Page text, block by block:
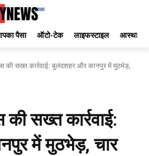
पैसा ऑटो-टेक लाइफस्टाइल आस्था
की सख्त कार्रवाई: बुलंदशहर और कानपुर में मुठभेड़,
सख्त कार्रवाई:
में मुठभेड़, चार